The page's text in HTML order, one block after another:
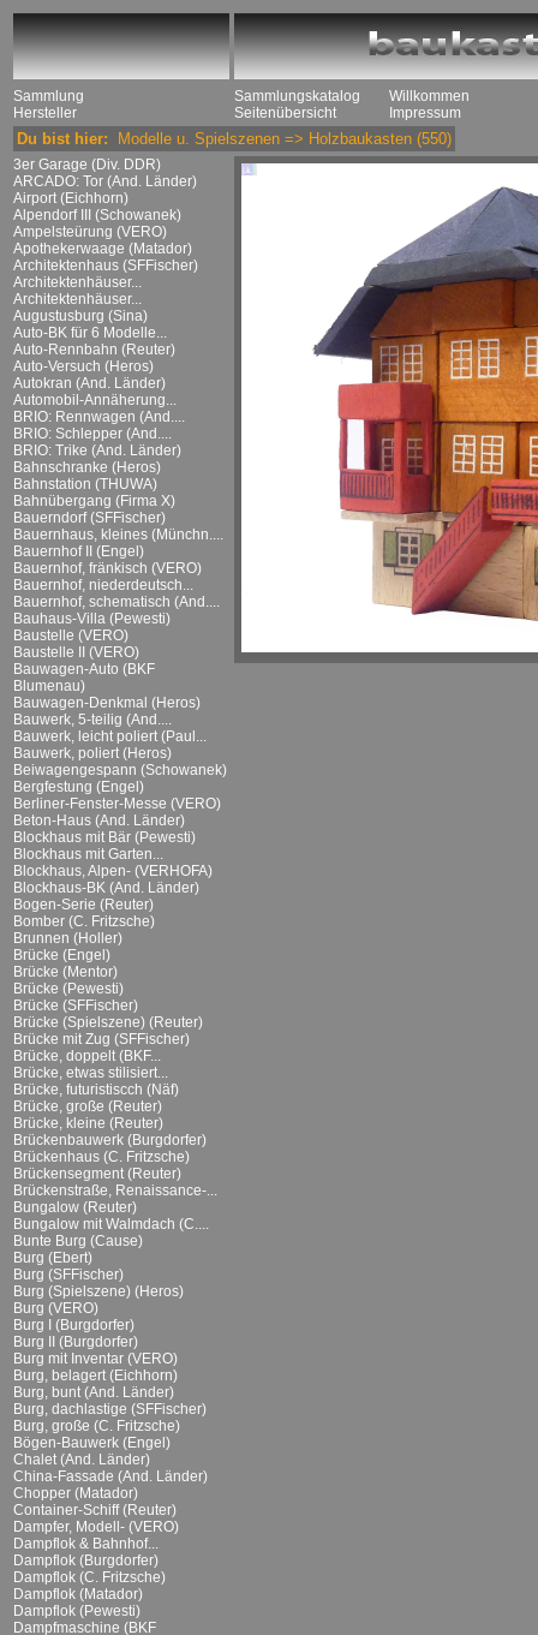
Sammlung
Hersteller
Sammlungskatalog
Seitenübersicht
Willkommen
Impressum
Du bist hier: Modelle u. Spielszenen => Holzbaukasten (550)
3er Garage (Div. DDR)
ARCADO: Tor (And. Länder)
Airport (Eichhorn)
Alpendorf III (Schowanek)
Ampelsteürung (VERO)
Apothekerwaage (Matador)
Architektenhaus (SFFischer)
Architektenhäuser...
Architektenhäuser...
Augustusburg (Sina)
Auto-BK für 6 Modelle...
Auto-Rennbahn (Reuter)
Auto-Versuch (Heros)
Autokran (And. Länder)
Automobil-Annäherung...
BRIO: Rennwagen (And....
BRIO: Schlepper (And....
BRIO: Trike (And. Länder)
Bahnschranke (Heros)
Bahnstation (THUWA)
Bahnübergang (Firma X)
Bauerndorf (SFFischer)
Bauernhaus, kleines (Münchn....
Bauernhof II (Engel)
Bauernhof, fränkisch (VERO)
Bauernhof, niederdeutsch...
Bauernhof, schematisch (And....
Bauhaus-Villa (Pewesti)
Baustelle (VERO)
Baustelle II (VERO)
Bauwagen-Auto (BKF
Blumenau)
Bauwagen-Denkmal (Heros)
Bauwerk, 5-teilig (And....
Bauwerk, leicht poliert (Paul...
Bauwerk, poliert (Heros)
Beiwagengespann (Schowanek)
Bergfestung (Engel)
Berliner-Fenster-Messe (VERO)
Beton-Haus (And. Länder)
Blockhaus mit Bär (Pewesti)
Blockhaus mit Garten...
Blockhaus, Alpen- (VERHOFA)
Blockhaus-BK (And. Länder)
Bogen-Serie (Reuter)
Bomber (C. Fritzsche)
Brunnen (Holler)
Brücke (Engel)
Brücke (Mentor)
Brücke (Pewesti)
Brücke (SFFischer)
Brücke (Spielszene) (Reuter)
Brücke mit Zug (SFFischer)
Brücke, doppelt (BKF...
Brücke, etwas stilisiert...
Brücke, futuristiscch (Näf)
Brücke, große (Reuter)
Brücke, kleine (Reuter)
Brückenbauwerk (Burgdorfer)
Brückenhaus (C. Fritzsche)
Brückensegment (Reuter)
Brückenstraße, Renaissance-...
Bungalow (Reuter)
Bungalow mit Walmdach (C....
Bunte Burg (Cause)
Burg (Ebert)
Burg (SFFischer)
Burg (Spielszene) (Heros)
Burg (VERO)
Burg I (Burgdorfer)
Burg II (Burgdorfer)
Burg mit Inventar (VERO)
Burg, belagert (Eichhorn)
Burg, bunt (And. Länder)
Burg, dachlastige (SFFischer)
Burg, große (C. Fritzsche)
Bögen-Bauwerk (Engel)
Chalet (And. Länder)
China-Fassade (And. Länder)
Chopper (Matador)
Container-Schiff (Reuter)
Dampfer, Modell- (VERO)
Dampflok & Bahnhof...
Dampflok (Burgdorfer)
Dampflok (C. Fritzsche)
Dampflok (Matador)
Dampflok (Pewesti)
Dampfmaschine (BKF